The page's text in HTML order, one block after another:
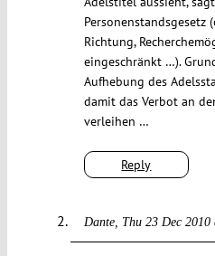
Reply
Richtung,
eingeschränkt …).
Aufhebung des
damit das Verbot an
verleihen …
Dante Thu 23 Dec